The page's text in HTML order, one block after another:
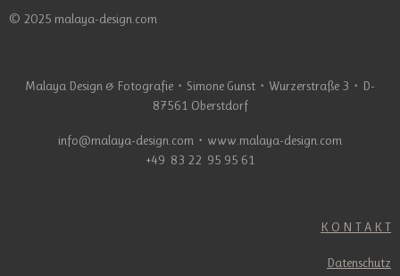
© 2025 malaya-design.com
Malaya Design & Fotografie ・ Simone Gunst ・ Wurzerstraße 3 ・ D-
87561 Oberstdorf
info@malaya-design.com ・ www.malaya-design.com
+49 83 22 95 95 61
K O N T A K T
Datenschutz